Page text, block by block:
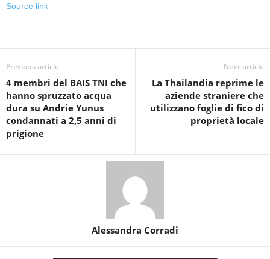
Source link
Previous article
4 membri del BAIS TNI che
hanno spruzzato acqua
dura su Andrie Yunus
condannati a 2,5 anni di
prigione
Next article
La Thailandia reprime le
aziende straniere che
utilizzano foglie di fico di
proprietà locale
Alessandra Corradi